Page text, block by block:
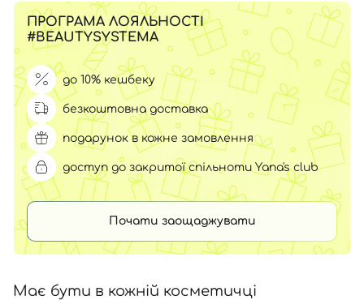
ПРОГРАМА ЛОЯЛЬНОСТІ
#BEAUTYSYSTEMA
до 10% кешбеку
безкоштовна доставка
подарунок в кожне замовлення
доступ до закритої спільноти Yana's club
Почати заощаджувати
Має бути в кожній косметичці